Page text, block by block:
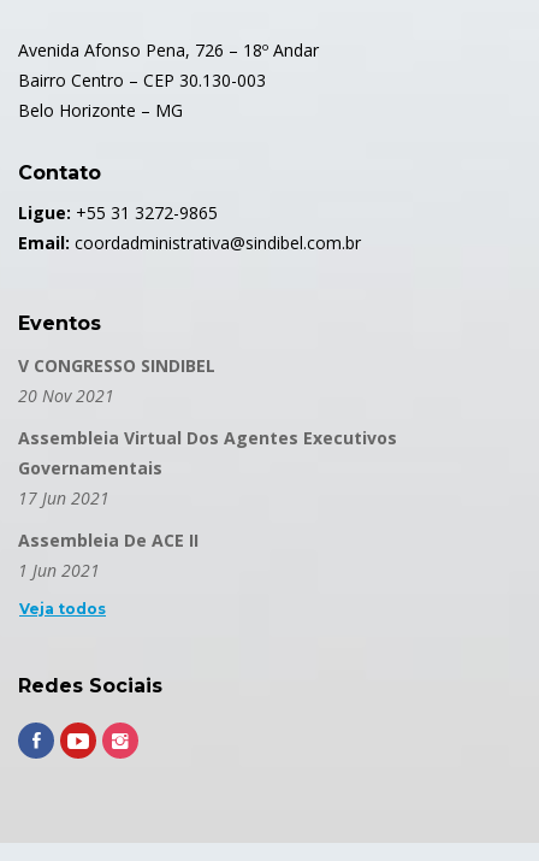
Avenida Afonso Pena, 726 – 18º Andar
Bairro Centro – CEP 30.130-003
Belo Horizonte – MG
Contato
Ligue: +55 31 3272-9865
Email: coordadministrativa@sindibel.com.br
Eventos
V CONGRESSO SINDIBEL
20 Nov 2021
Assembleia Virtual Dos Agentes Executivos
Governamentais
17 Jun 2021
Assembleia De ACE II
1 Jun 2021
Veja todos
Redes Sociais